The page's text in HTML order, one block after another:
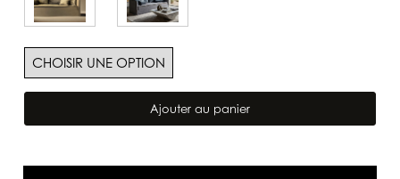
quantité
Ajouter au panier